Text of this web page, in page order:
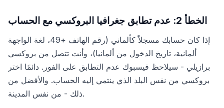
الخطأ 2: عدم تطابق جغرافيا البروكسي مع الحساب
إذا كان حسابك مسجلاً كألماني (رقم الهاتف +49، لغة الواجهة
ألمانية، تاريخ الدخول من ألمانيا)، وأنت تتصل من بروكسي
برازيلي - سيلاحظ فيسبوك عدم التطابق على الفور. دائمًا اختر
بروكسي من نفس البلد الذي ينتمي إليه الحساب. والأفضل من
ذلك - من نفس المدينة.